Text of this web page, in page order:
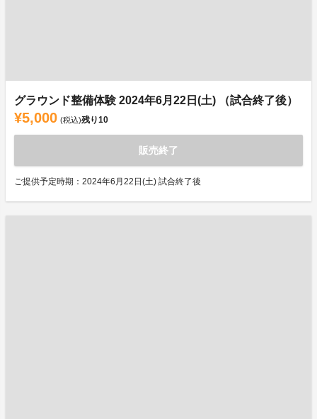
グラウンド整備体験 2024年6月22日(土) （試合終了後）
¥5,000 (税込)残り10
販売終了
ご提供予定時期：2024年6月22日(土) 試合終了後